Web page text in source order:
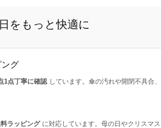
をもっと快適に
グ
1点丁寧に確認しています。傘の汚れや開閉不具合
ラッピングに対応しています。母の日やクリスマ